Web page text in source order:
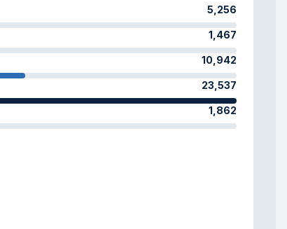
5,256
1,467
10,942
23,537
1,862